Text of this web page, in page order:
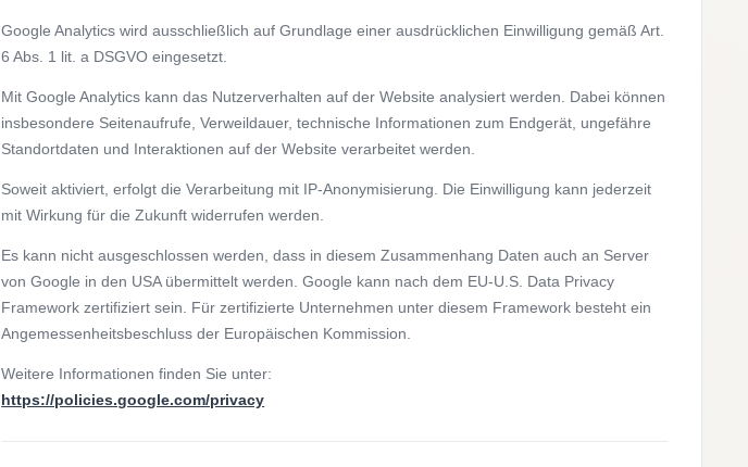
Google Analytics wird ausschließlich auf Grundlage einer ausdrücklichen Einwilligung gemäß Art.
6 Abs. 1 lit. a DSGVO eingesetzt.
Mit Google Analytics kann das Nutzerverhalten auf der Website analysiert werden. Dabei können
insbesondere Seitenaufrufe, Verweildauer, technische Informationen zum Endgerät, ungefähre
Standortdaten und Interaktionen auf der Website verarbeitet werden.
Soweit aktiviert, erfolgt die Verarbeitung mit IP-Anonymisierung. Die Einwilligung kann jederzeit
mit Wirkung für die Zukunft widerrufen werden.
Es kann nicht ausgeschlossen werden, dass in diesem Zusammenhang Daten auch an Server
von Google in den USA übermittelt werden. Google kann nach dem EU-U.S. Data Privacy
Framework zertifiziert sein. Für zertifizierte Unternehmen unter diesem Framework besteht ein
Angemessenheitsbeschluss der Europäischen Kommission.
Weitere Informationen finden Sie unter:
https://policies.google.com/privacy